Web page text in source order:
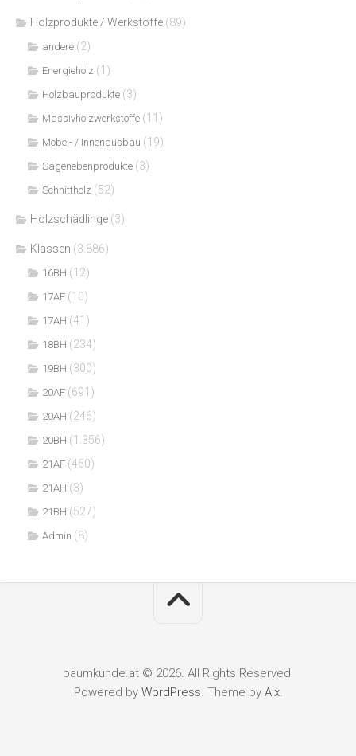
Holzprodukte / Werkstoffe (89)
andere (2)
Energieholz (1)
Holzbauprodukte (3)
Massivholzwerkstoffe (11)
Möbel- / Innenausbau (19)
Sägenebenprodukte (3)
Schnittholz (52)
Holzschädlinge (3)
Klassen (3.886)
16BH (12)
17AF (10)
17AH (41)
18BH (234)
19BH (300)
20AF (691)
20AH (246)
20BH (1.356)
21AF (460)
21AH (3)
21BH (527)
Admin (8)
baumkunde.at © 2026. All Rights Reserved.
Powered by WordPress. Theme by Alx.